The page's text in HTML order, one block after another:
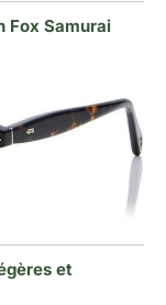
Fox Samurai
et